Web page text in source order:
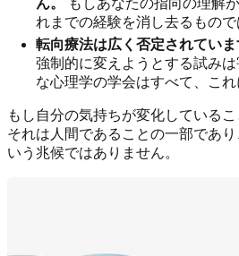
れまでの経験を消し去るもので
転向療法は広く否定されていま
強制的に変えようとする試み
な心理学の学会はすべて、これ
もし自分の気持ちが変化しているこ
それは人間であることの一部であ
いう兆候ではありません。